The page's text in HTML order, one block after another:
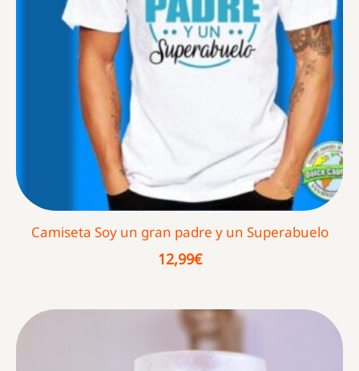
Camiseta Soy un gran padre y un Superabuelo
12,99€